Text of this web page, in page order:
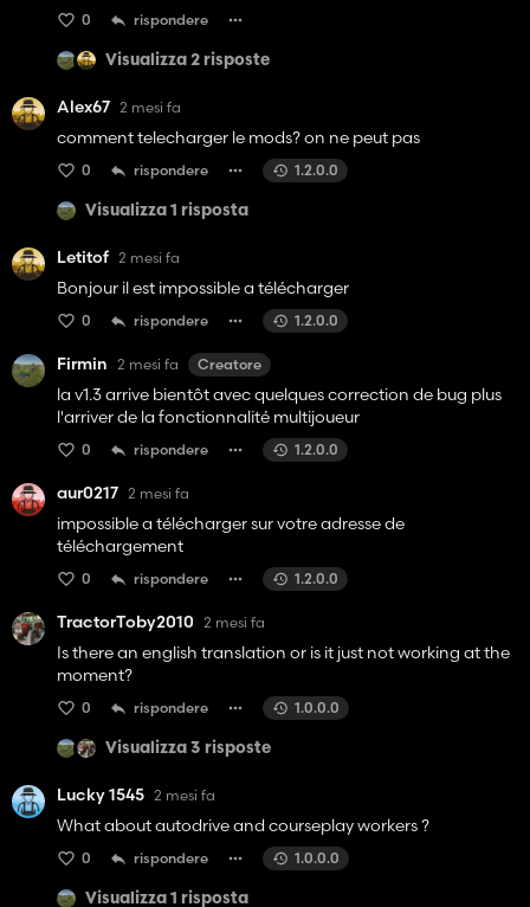
0 rispondere
Visualizza 2 risposte
Alex67 2 mesi fa
comment telecharger le mods? on ne peut pas
0 rispondere 1.2.0.0
Visualizza 1 risposta
Letitof 2 mesi fa
Bonjour il est impossible a télécharger
0 rispondere 1.2.0.0
Firmin 2 mesi fa Creatore
la v1.3 arrive bientôt avec quelques correction de bug plus
l'arriver de la fonctionnalité multijoueur
0 rispondere 1.2.0.0
aur0217 2 mesi fa
impossible a télécharger sur votre adresse de
téléchargement
0 rispondere 1.2.0.0
TractorToby2010 2 mesi fa
Is there an english translation or is it just not working at the
moment?
0 rispondere 1.0.0.0
Visualizza 3 risposte
Lucky 1545 2 mesi fa
What about autodrive and courseplay workers ?
0 rispondere 1.0.0.0
Visualizza 1 risposta